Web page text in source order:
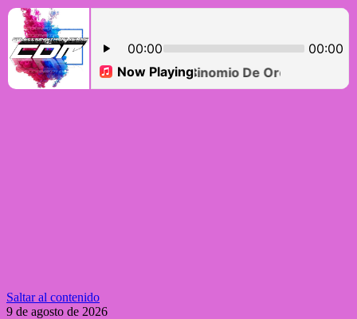
Saltar al contenido
9 de agosto de 2026